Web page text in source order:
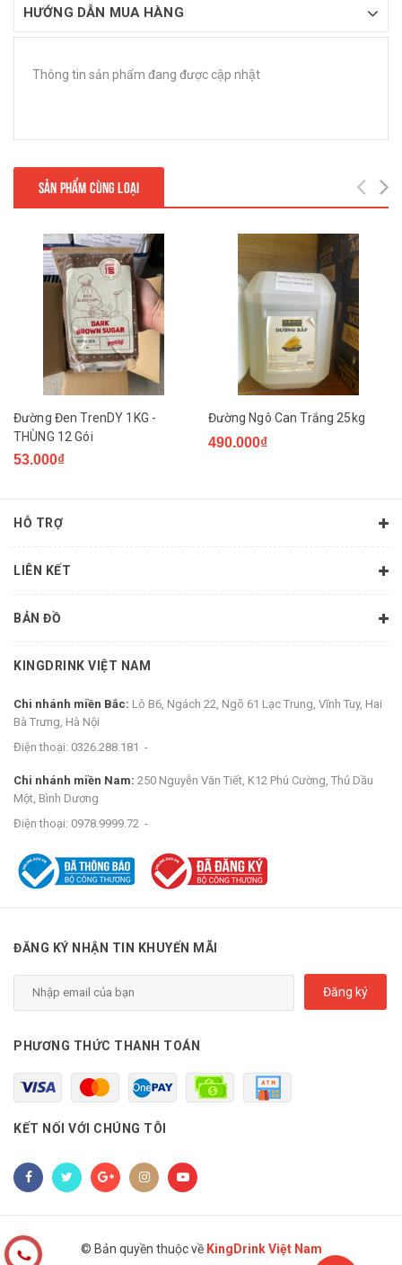
HƯỚNG DẪN MUA HÀNG
Thông tin sản phẩm đang được cập nhật
SẢN PHẨM CÙNG LOẠI
Đường Đen TrenDY 1KG -
THÙNG 12 Gói
53.000₫
Đường Ngô Can Trắng 25kg
490.000₫
HỖ TRỢ
LIÊN KẾT
BẢN ĐỒ
KINGDRINK VIỆT NAM
Chi nhánh miền Bắc: Lô B6, Ngách 22, Ngõ 61 Lạc Trung, Vĩnh Tuy, Hai
Bà Trưng, Hà Nội
Điện thoại: 0326.288.181 -
Chi nhánh miền Nam: 250 Nguyễn Văn Tiết, K12 Phú Cường, Thủ Dầu
Một, Bình Dương
Điện thoại: 0978.9999.72 -
ĐĂNG KÝ NHẬN TIN KHUYẾN MÃI
Đăng ký
PHƯƠNG THỨC THANH TOÁN
KẾT NỐI VỚI CHÚNG TÔI
© Bản quyền thuộc về KingDrink Việt Nam